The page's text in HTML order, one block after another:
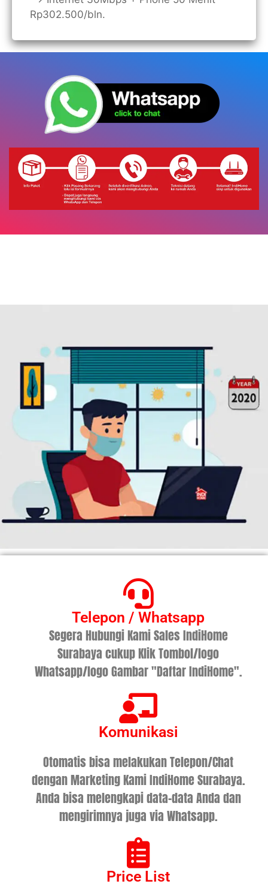
Rp302.500/bln.
Telepon / Whatsapp
Segera Hubungi Kami Sales IndiHome
Surabaya cukup Klik Tombol/logo
Whatsapp/logo Gambar "Daftar IndiHome".
Komunikasi
Otomatis bisa melakukan Telepon/Chat
dengan Marketing Kami IndiHome Surabaya.
Anda bisa melengkapi data-data Anda dan
mengirimnya juga via Whatsapp.
Price List